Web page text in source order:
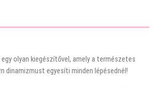
olyan kiegészítővel, amely a természetes
dinamizmust egyesíti minden lépésednél!